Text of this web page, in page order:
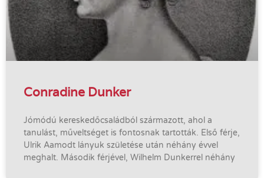
Conradine Dunker
Jómódú kereskedőcsaládból származott, ahol a
tanulást, műveltséget is fontosnak tartották. Első férje,
Ulrik Aamodt lányuk születése után néhány évvel
meghalt. Második férjével, Wilhelm Dunkerrel néhány